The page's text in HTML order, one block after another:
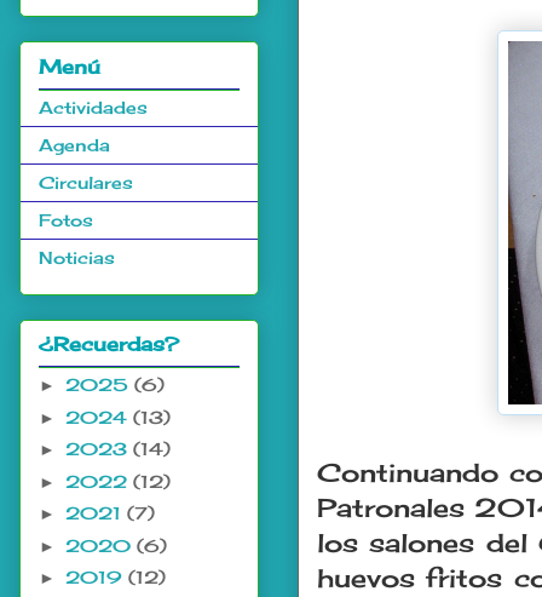
Continuando
Patronales
los salones del
huevos fritos
Menú
Actividades
Agenda
Circulares
Fotos
Noticias
¿Recuerdas?
► 2025 (6)
► 2024 (13)
► 2023 (14)
► 2022 (12)
► 2021 (7)
► 2020 (6)
► 2019 (12)